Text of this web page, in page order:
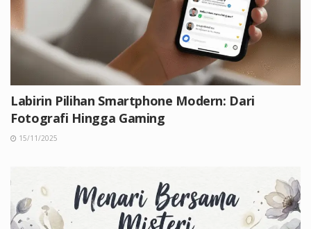
Labirin Pilihan Smartphone Modern: Dari
Fotografi Hingga Gaming
15/11/2025